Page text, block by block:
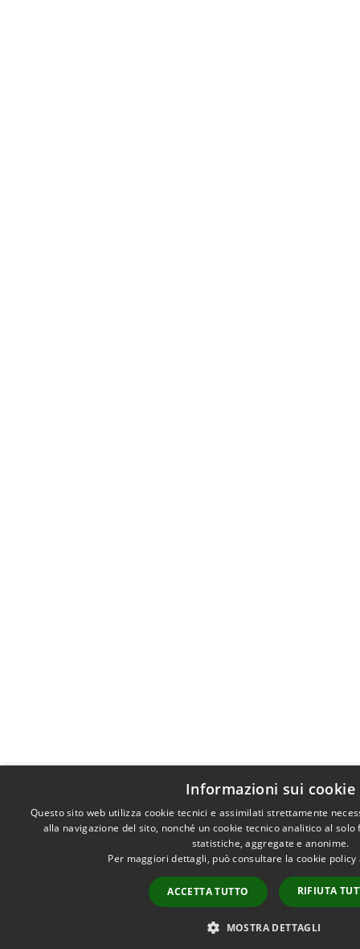
Informazioni sui cookie
Questo sito web utilizza cookie tecnici e assimilati strettamente
alla navigazione del sito, nonché un cookie tecnico analitico al
statistiche, aggregate e anonime.
Per maggiori dettagli, può consultare la cookie
ACCETTA TUTTO RIFIUTA
MOSTRA DETTAGLI